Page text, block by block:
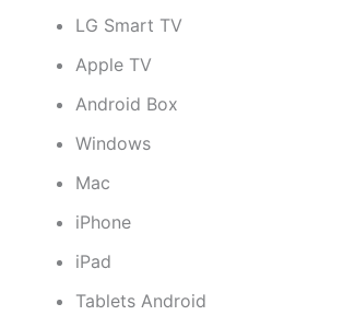
LG Smart TV
Apple TV
Android Box
Windows
Mac
iPhone
iPad
Tablets Android